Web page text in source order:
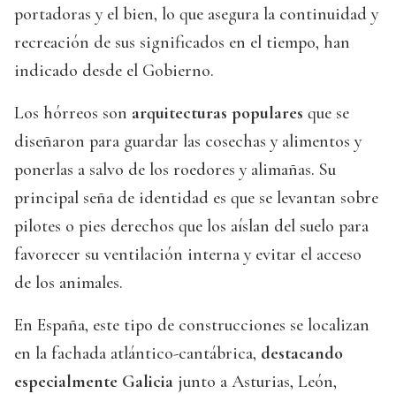
portadoras y el bien, lo que asegura la continuidad y
recreación de sus significados en el tiempo, han
indicado desde el Gobierno.
Los hórreos son arquitecturas populares que se
diseñaron para guardar las cosechas y alimentos y
ponerlas a salvo de los roedores y alimañas. Su
principal seña de identidad es que se levantan sobre
pilotes o pies derechos que los aíslan del suelo para
favorecer su ventilación interna y evitar el acceso
de los animales.
En España, este tipo de construcciones se localizan
en la fachada atlántico-cantábrica, destacando
especialmente Galicia junto a Asturias, León,